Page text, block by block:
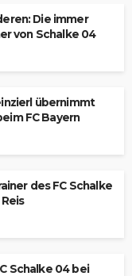
Die immer
von Schalke 04
übernimmt
FC Bayern
des FC Schalke
Schalke 04 bei